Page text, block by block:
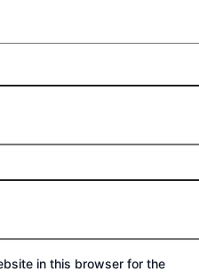
in this browser for the